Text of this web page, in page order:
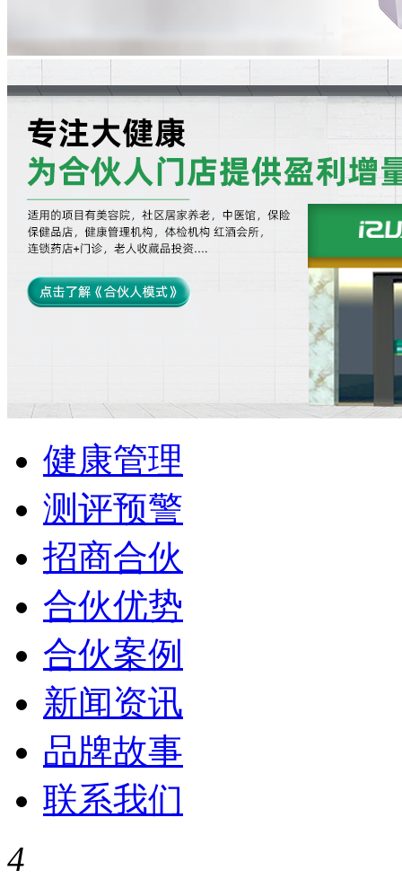
健康管理
测评预警
招商合伙
合伙优势
合伙案例
新闻资讯
品牌故事
联系我们
4